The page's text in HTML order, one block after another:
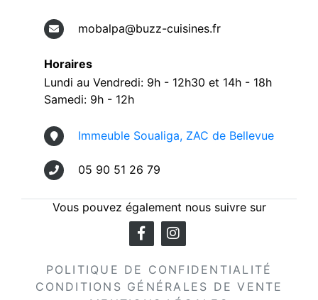
mobalpa@buzz-cuisines.fr
Horaires
Lundi au Vendredi: 9h - 12h30 et 14h - 18h
Samedi: 9h - 12h
Immeuble Soualiga, ZAC de Bellevue
05 90 51 26 79
Vous pouvez également nous suivre sur
POLITIQUE DE CONFIDENTIALITÉ
CONDITIONS GÉNÉRALES DE VENTE